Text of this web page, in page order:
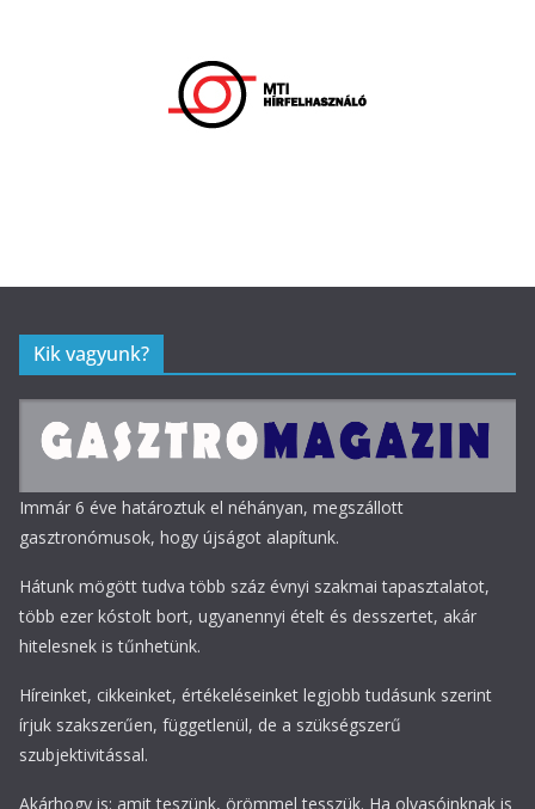
Kik vagyunk?
Immár 6 éve határoztuk el néhányan, megszállott
gasztronómusok, hogy újságot alapítunk.
Hátunk mögött tudva több száz évnyi szakmai tapasztalatot,
több ezer kóstolt bort, ugyanennyi ételt és desszertet, akár
hitelesnek is tűnhetünk.
Híreinket, cikkeinket, értékeléseinket legjobb tudásunk szerint
írjuk szakszerűen, függetlenül, de a szükségszerű
szubjektivitással.
Akárhogy is: amit teszünk, örömmel tesszük. Ha olvasóinknak is